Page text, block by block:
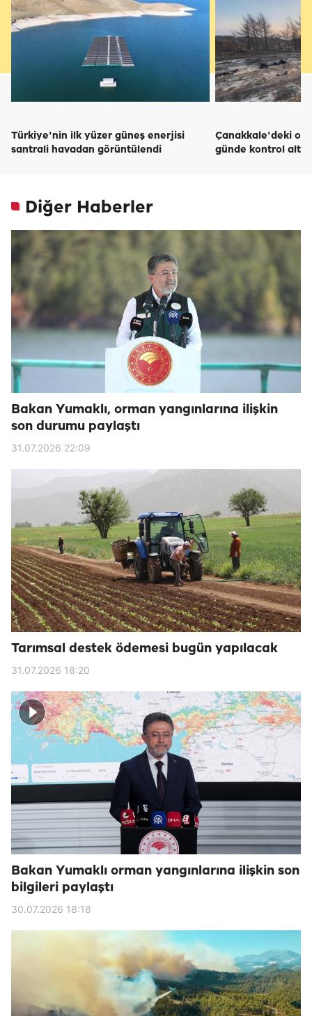
Türkiye'nin ilk yüzer güneş enerjisi
santrali havadan görüntülendi
Çanakkale'deki
günde kontrol
Diğer Haberler
Bakan Yumaklı, orman yangınlarına ilişkin
son durumu paylaştı
31.07.2026 22:09
Tarımsal destek ödemesi bugün yapılacak
31.07.2026 18:20
Bakan Yumaklı orman yangınlarına ilişkin son
bilgileri paylaştı
30.07.2026 18:18